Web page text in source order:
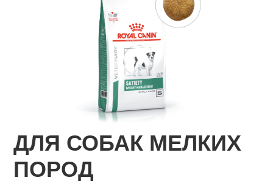
ДЛЯ СОБАК МЕЛКИХ
ПОРОД